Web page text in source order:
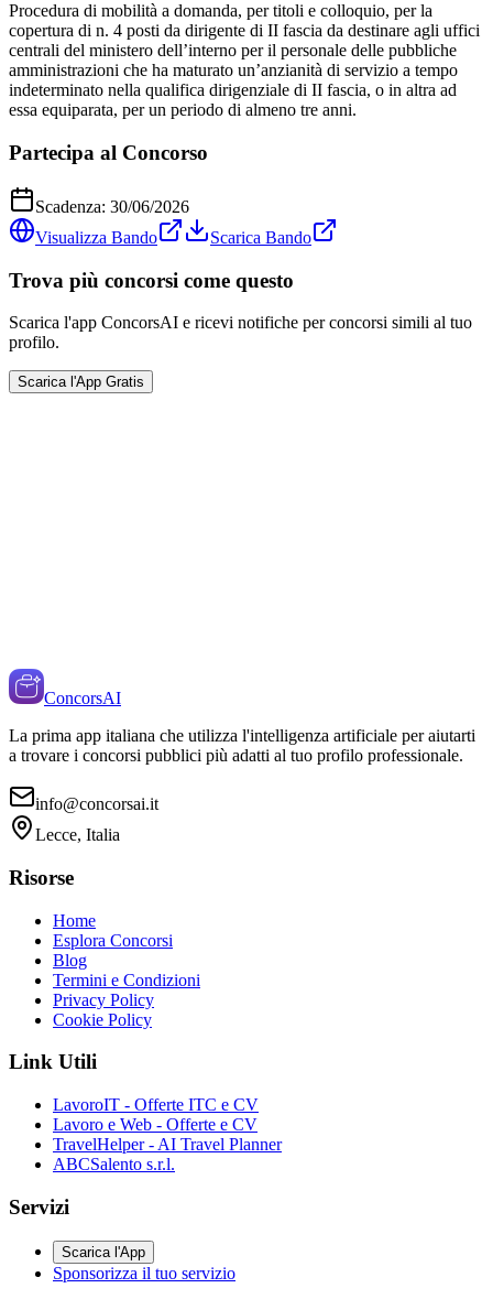
Procedura di mobilità a domanda, per titoli e colloquio, per la
copertura di n. 4 posti da dirigente di II fascia da destinare agli uffici
centrali del ministero dell’interno per il personale delle pubbliche
amministrazioni che ha maturato un’anzianità di servizio a tempo
indeterminato nella qualifica dirigenziale di II fascia, o in altra ad
essa equiparata, per un periodo di almeno tre anni.
Partecipa al Concorso
Scadenza: 30/06/2026
Visualizza Bando
Scarica Bando
Trova più concorsi come questo
Scarica l'app ConcorsAI e ricevi notifiche per concorsi simili al tuo
profilo.
Scarica l'App Gratis
ConcorsAI
La prima app italiana che utilizza l'intelligenza artificiale per aiutarti
a trovare i concorsi pubblici più adatti al tuo profilo professionale.
info@concorsai.it
Lecce, Italia
Risorse
Home
Esplora Concorsi
Blog
Termini e Condizioni
Privacy Policy
Cookie Policy
Link Utili
LavoroIT - Offerte ITC e CV
Lavoro e Web - Offerte e CV
TravelHelper - AI Travel Planner
ABCSalento s.r.l.
Servizi
Scarica l'App
Sponsorizza il tuo servizio